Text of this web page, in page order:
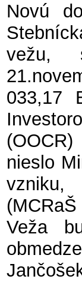
Novú
vežu,
033,17
nieslo
vzniku,
Veža